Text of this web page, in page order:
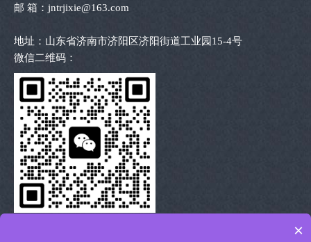
邮 箱：jntrjixie@163.com
地址：山东省济南市济阳区济阳街道工业园15-4号
微信二维码：
×